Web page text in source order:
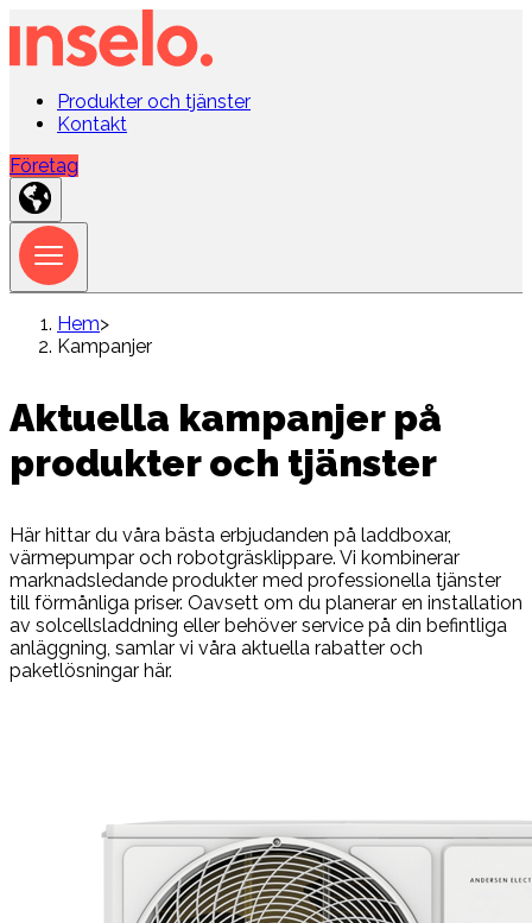
Produkter och tjänster
Kontakt
Företag
Hem>
Kampanjer
Aktuella kampanjer på
produkter och tjänster
Här hittar du våra bästa erbjudanden på laddboxar,
värmepumpar och robotgräsklippare. Vi kombinerar
marknadsledande produkter med professionella tjänster
till förmånliga priser. Oavsett om du planerar en installation
av solcellsladdning eller behöver service på din befintliga
anläggning, samlar vi våra aktuella rabatter och
paketlösningar här.